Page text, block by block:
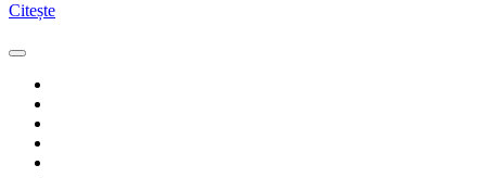
Citește